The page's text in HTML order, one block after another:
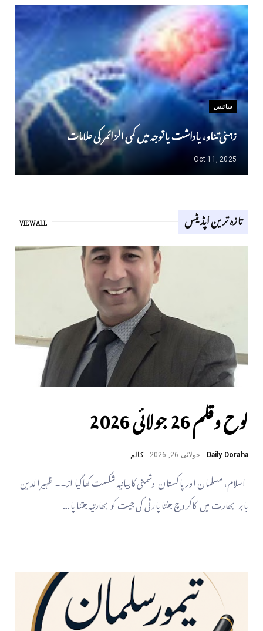
سائنس
زہنی تناو، یاداشت یا توجہ میں کمی الزائمر کی علامات
Oct 11, 2025
تازہ ترین اپڈیٹس VIEW ALL
لوح وقلم 26 جولائی 2026
Daily Doraha جولائی 26, 2026 کالم
اسلام، مسلمان اور پاکستان دشمنی کا بیانیہ شکست کھاگیا از۔۔ ظہیرالدین
بابر بھارت میں کاکروچ جنتا پارٹی کی جیت کو بھارتیہ جتنا پا...